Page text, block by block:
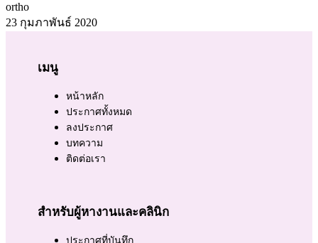
ortho
23 กุมภาพันธ์ 2020
เมนู
หน้าหลัก
ประกาศทั้งหมด
ลงประกาศ
บทความ
ติดต่อเรา
สำหรับผู้หางานและคลินิก
ประกาศที่บันทึก